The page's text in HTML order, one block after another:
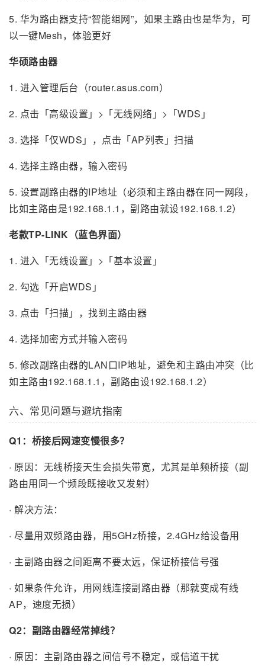
5. 华为路由器支持“智能组网”，如果主路由也是华为，可
以一键Mesh，体验更好
华硕路由器
1. 进入管理后台（router.asus.com）
2. 点击「高级设置」>「无线网络」>「WDS」
3. 选择「仅WDS」，点击「AP列表」扫描
4. 选择主路由器，输入密码
5. 设置副路由器的IP地址（必须和主路由器在同一网段，
比如主路由是192.168.1.1，副路由就设192.168.1.2）
老款TP-LINK（蓝色界面）
1. 进入「无线设置」>「基本设置」
2. 勾选「开启WDS」
3. 点击「扫描」，找到主路由器
4. 选择加密方式并输入密码
5. 修改副路由器的LAN口IP地址，避免和主路由冲突（比
如主路由192.168.1.1，副路由设192.168.1.2）
六、常见问题与避坑指南
Q1：桥接后网速变慢很多？
· 原因：无线桥接天生会损失带宽，尤其是单频桥接（副
路由用同一个频段既接收又发射）
· 解决方法：
· 尽量用双频路由器，用5GHz桥接，2.4GHz给设备用
· 主副路由器之间距离不要太远，保证桥接信号强
· 如果条件允许，用网线连接副路由器（那就变成有线
AP，速度无损）
Q2：副路由器经常掉线？
· 原因：主副路由器之间信号不稳定，或信道干扰